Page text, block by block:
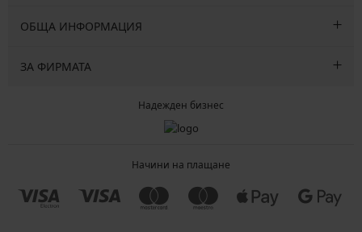
ОБЩА ИНФОРМАЦИЯ
ЗА ФИРМАТА
Надежден бизнес
Начини на плащане